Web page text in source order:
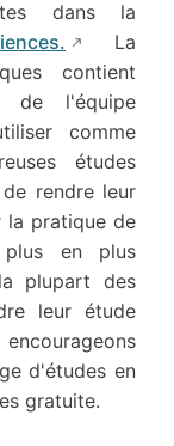
dans la
La
contient
de l'équipe
comme
études
rendre leur
la pratique de
en plus
plupart des
leur étude
d'études en
gratuite.